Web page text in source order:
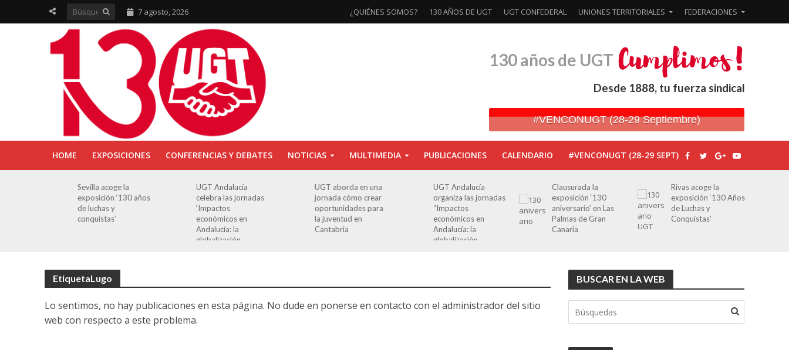
7 agosto, 2026 ¿QUIÉNES SOMOS? 130 AÑOS DE UGT UGT CONFEDERAL UNIONES TERRITORIALES FEDERACIONES
130 años de UGT
Desde 1888, tu fuerza sindical
#VENCONUGT (28-29 Septiembre)
HOME EXPOSICIONES CONFERENCIAS Y DEBATES NOTICIAS MULTIMEDIA PUBLICACIONES CALENDARIO #VENCONUGT (28-29 SEPT)
Sevilla acoge la
exposición ‘130 años
de luchas y
conquistas’
UGT Andalucía
celebra las jornadas
‘Impactos
económicos en
Andalucía: la
globalización
UGT aborda en una
jornada cómo crear
oportunidades para
la juventud en
Cantabria
UGT Andalucía
organiza las jornadas
“Impactos
económicos en
Andalucía: la
globalización
Clausurada la
exposición ‘130
aniversario’ en Las
Palmas de Gran
Canaria
Rivas acoge la
exposición ‘130 Años
de Luchas y
Conquistas’
EtiquetaLugo
Lo sentimos, no hay publicaciones en esta página. No dude en ponerse en contacto con el administrador del sitio
web con respecto a este problema.
BUSCAR EN LA WEB